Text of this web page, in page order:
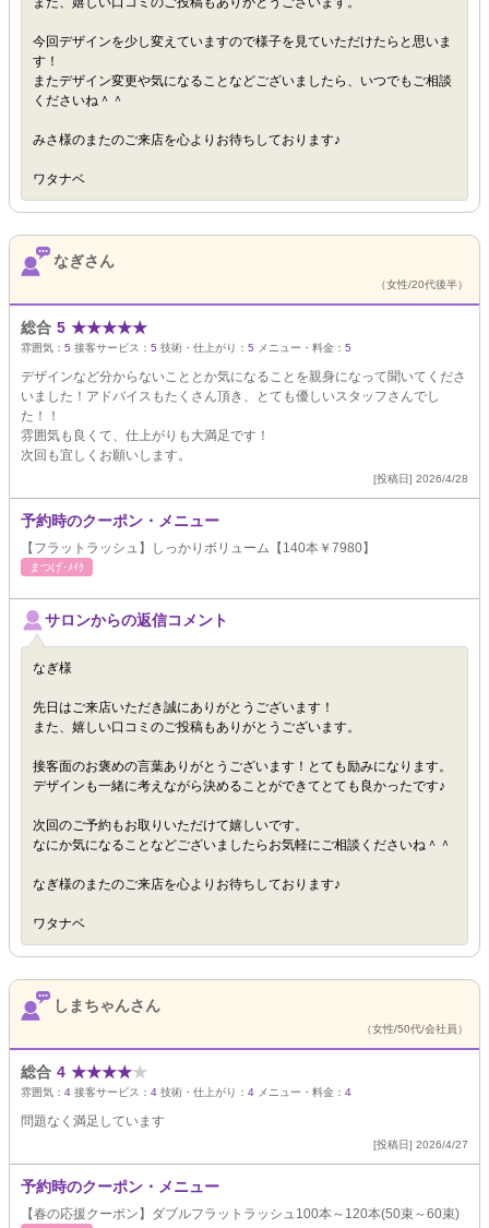
今回デザインを少し変えていますので様子を見ていただけたらと思いま
す！
またデザイン変更や気になることなどございましたら、いつでもご相談
くださいね＾＾
みさ様のまたのご来店を心よりお待ちしております♪
ワタナベ
なぎさん
（女性/20代後半）
総合 5 ★★★★★
雰囲気： 5 接客サービス： 5 技術・仕上がり： 5 メニュー・料金： 5
デザインなど分からないこととか気になることを親身になって聞いてくださ
いました！アドバイスもたくさん頂き、とても優しいスタッフさんでし
た！！
雰囲気も良くて、仕上がりも大満足です！
次回も宜しくお願いします。
[投稿日] 2026/4/28
予約時のクーポン・メニュー
【フラットラッシュ】しっかりボリューム【140本￥7980】
まつげ･ﾒｲｸ
サロンからの返信コメント
なぎ様
先日はご来店いただき誠にありがとうございます！
また、嬉しい口コミのご投稿もありがとうございます。
接客面のお褒めの言葉ありがとうございます！とても励みになります。
デザインも一緒に考えながら決めることができてとても良かったです♪
次回のご予約もお取りいただけて嬉しいです。
なにか気になることなどございましたらお気軽にご相談くださいね＾＾
なぎ様のまたのご来店を心よりお待ちしております♪
ワタナベ
しまちゃんさん
（女性/50代/会社員）
総合 4 ★★★★★
雰囲気： 4 接客サービス： 4 技術・仕上がり： 4 メニュー・料金： 4
問題なく満足しています
[投稿日] 2026/4/27
予約時のクーポン・メニュー
【春の応援クーポン】ダブルフラットラッシュ100本～120本(50束～60束)